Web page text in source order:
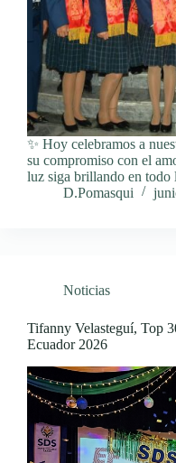
✨ Hoy celebramos a
su compromiso con el
luz siga brillando en todo
D.Pomasqui
Noticias
Tifanny Velasteguí, Top
Ecuador 2026